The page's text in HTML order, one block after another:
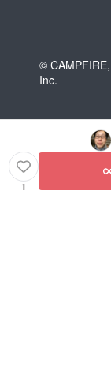
© CAMPFIRE,
Inc.
1